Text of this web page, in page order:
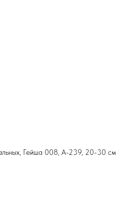
Гейша 008, А-239, 20-30 см